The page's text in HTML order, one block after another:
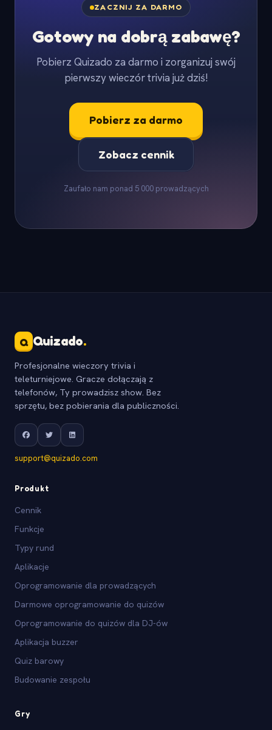
ZACZNIJ ZA DARMO
Gotowy na dobrą zabawę?
Pobierz Quizado za darmo i zorganizuj swój
pierwszy wieczór trivia już dziś!
Pobierz za darmo
Zobacz cennik
Zaufało nam ponad 5 000 prowadzących
Q Quizado.
Profesjonalne wieczory trivia i
teleturniejowe. Gracze dołączają z
telefonów, Ty prowadzisz show. Bez
sprzętu, bez pobierania dla publiczności.
support@quizado.com
Produkt
Cennik
Funkcje
Typy rund
Aplikacje
Oprogramowanie dla prowadzących
Darmowe oprogramowanie do quizów
Oprogramowanie do quizów dla DJ-ów
Aplikacja buzzer
Quiz barowy
Budowanie zespołu
Gry